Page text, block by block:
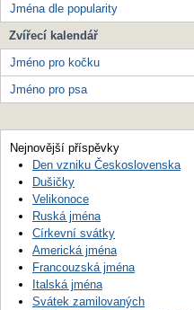
Jména dle popularity
Zvířecí kalendář
Jméno pro kočku
Jméno pro psa
Nejnovější příspěvky
Den vzniku Československa
Dušičky
Velikonoce
Ruská jména
Církevní svátky
Americká jména
Francouzská jména
Italská jména
Svátek zamilovaných